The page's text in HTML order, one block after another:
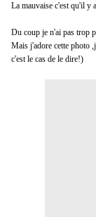
La mauvaise c'est qu'il y
Du coup je n'ai pas trop
Mais j'adore cette photo
c'est le cas de le dire!)